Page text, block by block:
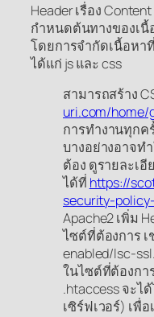
Header เรื่อง
กำหนดต้นทางของเ
โดยการจำกัดเนื้อหา
ได้แก่ js และ css
สามารถสร้าง
uri.com/home/
การทำงานทุกค
บางอย่างอาจท
ต้อง ดูรายละเอี
ได้ที่ https://
security-
Apache2 เพิ่ม
ไซต์ที่ต้องการ
enabled/lsc-
ในไซต์ที่ต้องกา
.htaccess จะไ
เซิร์ฟเวอร์) เพื่